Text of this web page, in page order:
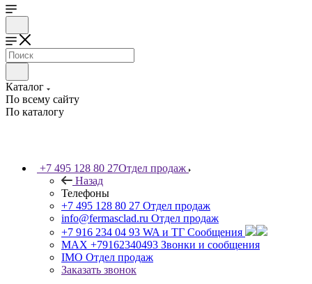
Каталог
По всему сайту
По каталогу
+7 495 128 80 27Отдел продаж
Назад
Телефоны
+7 495 128 80 27 Отдел продаж
info@fermasclad.ru Отдел продаж
+7 916 234 04 93 WA и ТГ Сообщения
MAX +79162340493 Звонки и сообщения
IMO Отдел продаж
Заказать звонок